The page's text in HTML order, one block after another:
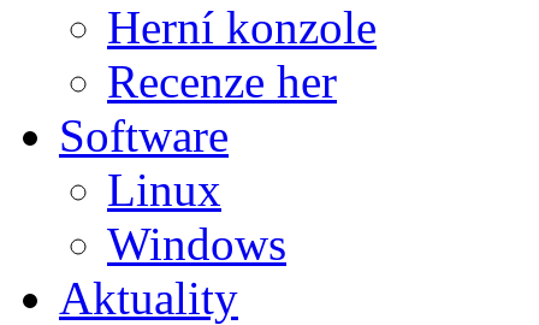
Herní konzole
Recenze her
Software
Linux
Windows
Aktuality